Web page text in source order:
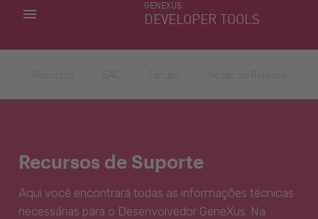
GENEXUS
DEVELOPER TOOLS
MINHAS APLICACÕES
Recursos de Suporte
Aqui você encontrará todas as informações técnicas
necessárias para o Desenvolvedor GeneXus. Na